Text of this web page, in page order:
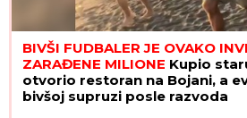
BIVŠI FUDBALER JE OVAKO
ZARAĐENE MILIONE Kupio
otvorio restoran na Bojani, a
bivšoj supruzi posle razvoda